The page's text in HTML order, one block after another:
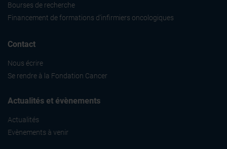
Bourses de recherche
Financement de formations d'infirmiers oncologiques
Contact
Nous écrire
Se rendre à la Fondation Cancer
Actualités et évènements
Actualités
Evènements à venir